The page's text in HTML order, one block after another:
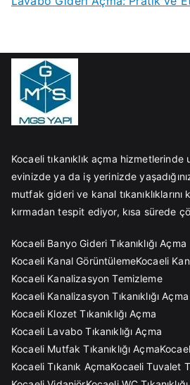
Kocaeli tıkanıklık açma
evinizde ya da iş yerinizde
mutfak gideri ve kanal tıkanıklıklarını
kırmadan tespit ediyor, kısa sürede
Kocaeli Banyo Gideri Tıkanıklığı Açma
Kocaeli Kanal GörüntülemeKocaeli
Kocaeli Kanalizasyon Temizleme
Kocaeli Kanalizasyon Tıkanıklığı Açma
Kocaeli Klozet Tıkanıklığı Açma
Kocaeli Lavabo Tıkanıklığı Açma
Kocaeli Mutfak Tıkanıklığı Açma
Kocaeli Tıkanık AçmaKocaeli Tuvalet